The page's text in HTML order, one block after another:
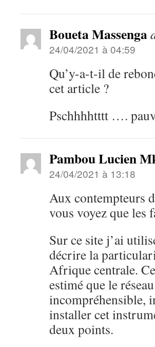
Boueta Massenga
24/04/2021 à 04:59
Qu’y-a-t-il de
cet article ?
Pschhhhtttt ….
Pambou Lucien
24/04/2021 à 13:18
Aux contempteurs
vous voyez que les
Sur ce site j’ai
décrire la
Afrique centrale.
estimé que le
incompréhensible,
installer cet
deux points.